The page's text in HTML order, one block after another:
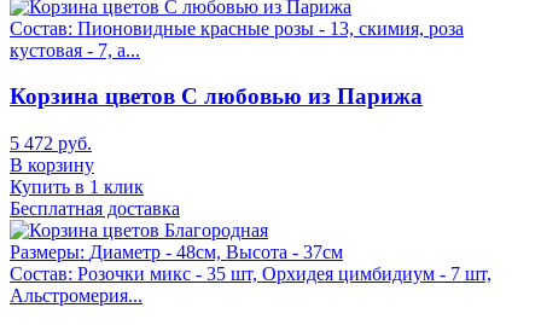
Состав: Пионовидные красные розы - 13, скимия, роза
кустовая - 7, а...
Корзина цветов С любовью из Парижа
5 472 руб.
В корзину
Купить в 1 клик
Бесплатная доставка
Размеры: Диаметр - 48см, Высота - 37см
Состав: Розочки микс - 35 шт, Орхидея цимбидиум - 7 шт,
Альстромерия...